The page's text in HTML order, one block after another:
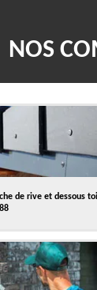
NOS
de rive et dessous
88